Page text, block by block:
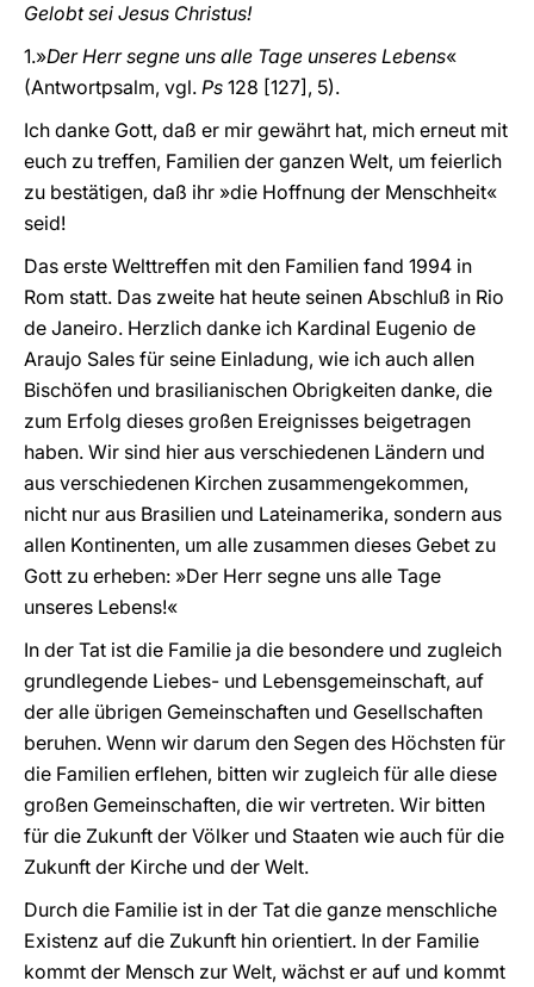
Gelobt sei Jesus Christus!
1.»Der Herr segne uns alle Tage unseres Lebens«
(Antwortpsalm, vgl. Ps 128 [127], 5).
Ich danke Gott, daß er mir gewährt hat, mich erneut mit
euch zu treffen, Familien der ganzen Welt, um feierlich
zu bestätigen, daß ihr »die Hoffnung der Menschheit«
seid!
Das erste Welttreffen mit den Familien fand 1994 in
Rom statt. Das zweite hat heute seinen Abschluß in Rio
de Janeiro. Herzlich danke ich Kardinal Eugenio de
Araujo Sales für seine Einladung, wie ich auch allen
Bischöfen und brasilianischen Obrigkeiten danke, die
zum Erfolg dieses großen Ereignisses beigetragen
haben. Wir sind hier aus verschiedenen Ländern und
aus verschiedenen Kirchen zusammengekommen,
nicht nur aus Brasilien und Lateinamerika, sondern aus
allen Kontinenten, um alle zusammen dieses Gebet zu
Gott zu erheben: »Der Herr segne uns alle Tage
unseres Lebens!«
In der Tat ist die Familie ja die besondere und zugleich
grundlegende Liebes- und Lebensgemeinschaft, auf
der alle übrigen Gemeinschaften und Gesellschaften
beruhen. Wenn wir darum den Segen des Höchsten für
die Familien erflehen, bitten wir zugleich für alle diese
großen Gemeinschaften, die wir vertreten. Wir bitten
für die Zukunft der Völker und Staaten wie auch für die
Zukunft der Kirche und der Welt.
Durch die Familie ist in der Tat die ganze menschliche
Existenz auf die Zukunft hin orientiert. In der Familie
kommt der Mensch zur Welt, wächst er auf und kommt